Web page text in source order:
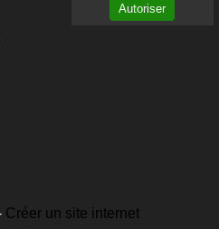
Autoriser
Créer un site internet